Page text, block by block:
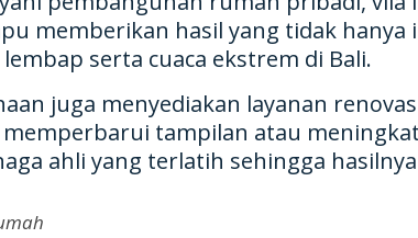
memberikan hasil yang tidak
serta cuaca ekstrem di Bali.
juga menyediakan layanan
tampilan atau
ahli yang terlatih sehingga